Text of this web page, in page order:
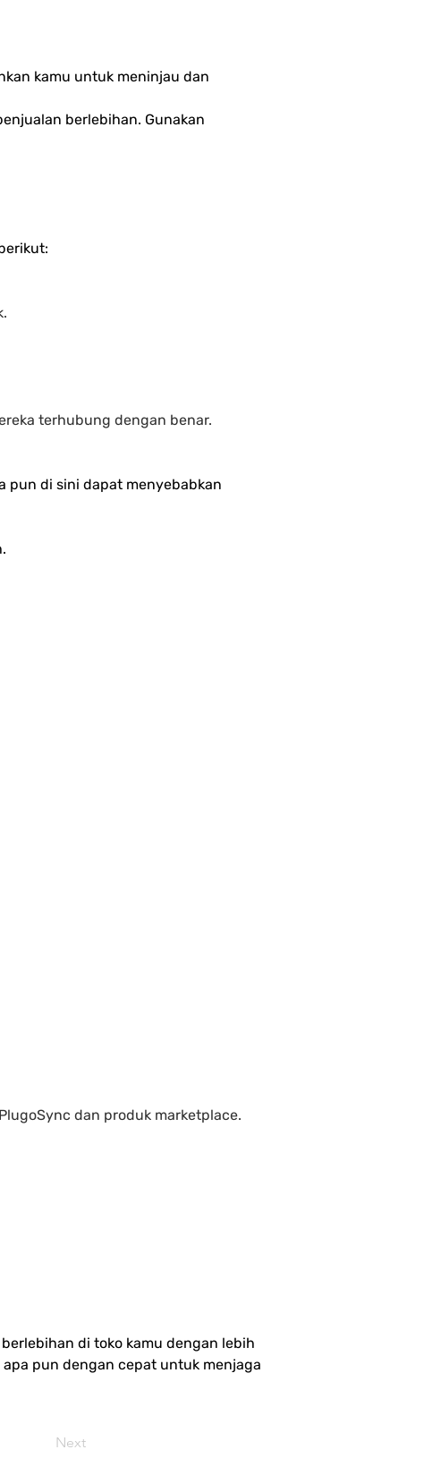
kamu untuk meninjau dan
berlebihan. Gunakan
terhubung dengan benar.
pun di sini dapat menyebabkan
dan produk marketplace.
di toko kamu dengan lebih
pun dengan cepat untuk menjaga
Next